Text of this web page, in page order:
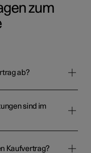
zum
ab?
sind im
Kaufvertrag?